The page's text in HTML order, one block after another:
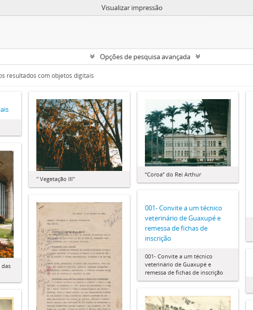
Visualizar impressão
Opções de pesquisa avançada
resultados com objetos digitais
" Vegetação III"
“Coroa” do Rei Arthur
das
001- Convite a um técnico
veterinário de Guaxupé e
remessa de fichas de
inscrição
001- Convite a um técnico
veterinário de Guaxupé e
remessa de fichas de inscrição